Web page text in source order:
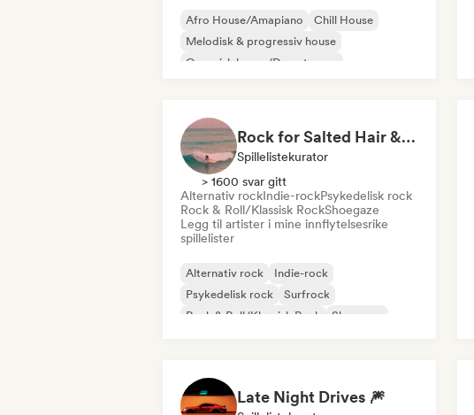
Afro House/Amapiano
Chill House
Melodisk & progressiv house
Organisk house/Downtempo
Rock for Salted Hair & Sandy Toes
Spillelistekurator
> 1600 svar gitt
Alternativ rockIndie-rockPsykedelisk rock
Rock & Roll/Klassisk RockShoegaze
Legg til artister i mine innflytelsesrike
spillelister
Alternativ rock
Indie-rock
Psykedelisk rock
Surfrock
Rock & Roll/Klassisk Rock
Shoegaze
Late Night Drives 🎆